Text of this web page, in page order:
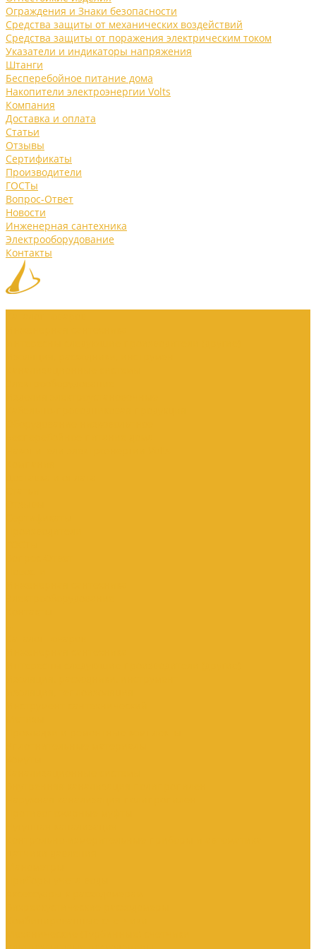
Ограждения и Знаки безопасности
Средства защиты от механических воздействий
Средства защиты от поражения электрическим током
Указатели и индикаторы напряжения
Штанги
Бесперебойное питание дома
Накопители электроэнергии Volts
Компания
Доставка и оплата
Статьи
Отзывы
Сертификаты
Производители
ГОСТы
Вопрос-Ответ
Новости
Инженерная сантехника
Электрооборудование
Контакты